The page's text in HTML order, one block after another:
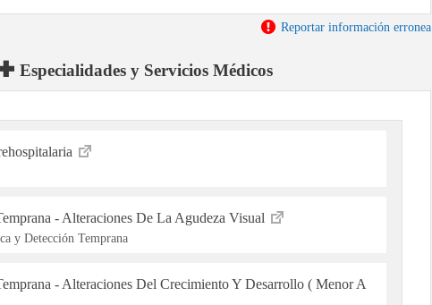
Reportar información erronea
Especialidades y Servicios Médicos
- Alteraciones De La Agudeza Visual
y Detección Temprana
- Alteraciones Del Crecimiento Y Desarrollo ( Menor A